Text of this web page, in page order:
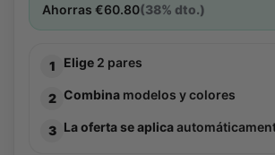
Ahorras €60.80(38% dto.)
1 Elige 2 pares
2 Combina modelos y colores
3 La oferta se aplica